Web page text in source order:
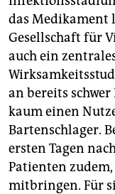
das Medikament
Gesellschaft für
auch ein
an bereits
kaum einen
Bartenschlager.
ersten Tagen
Patienten
mitbringen. Für